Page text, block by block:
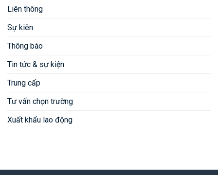
Liên thông
Sự kiên
Thông báo
Tin tức & sự kiện
Trung cấp
Tư vấn chọn trường
Xuất khẩu lao động